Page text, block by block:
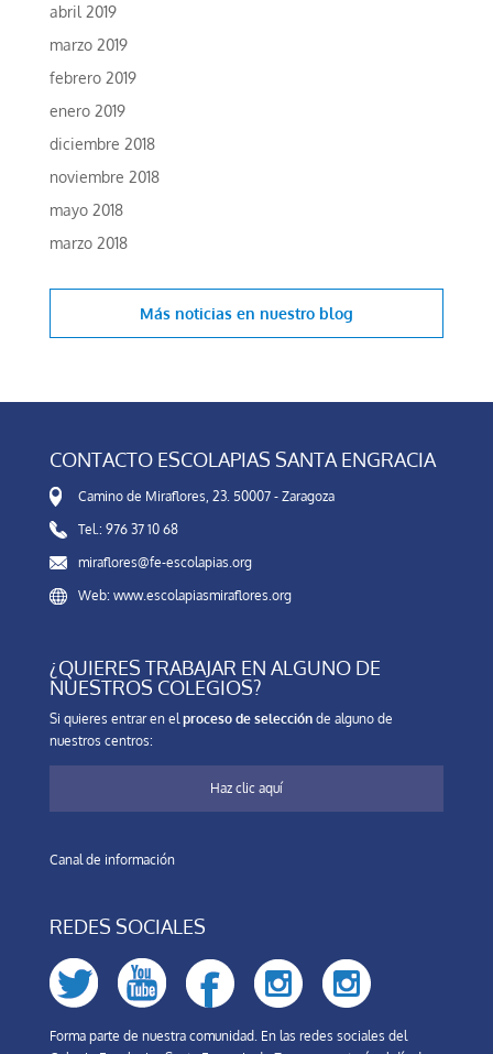
abril 2019
marzo 2019
febrero 2019
enero 2019
diciembre 2018
noviembre 2018
mayo 2018
marzo 2018
Más noticias en nuestro blog
CONTACTO ESCOLAPIAS SANTA ENGRACIA
Camino de Miraflores, 23. 50007 - Zaragoza
Tel.: 976 37 10 68
miraflores@fe-escolapias.org
Web: www.escolapiasmiraflores.org
¿QUIERES TRABAJAR EN ALGUNO DE
NUESTROS COLEGIOS?
Si quieres entrar en elproceso de selecciónde alguno de
nuestros centros:
Haz clic aquí
Canal de información
REDES SOCIALES
Forma parte de nuestra comunidad. En las redes sociales del